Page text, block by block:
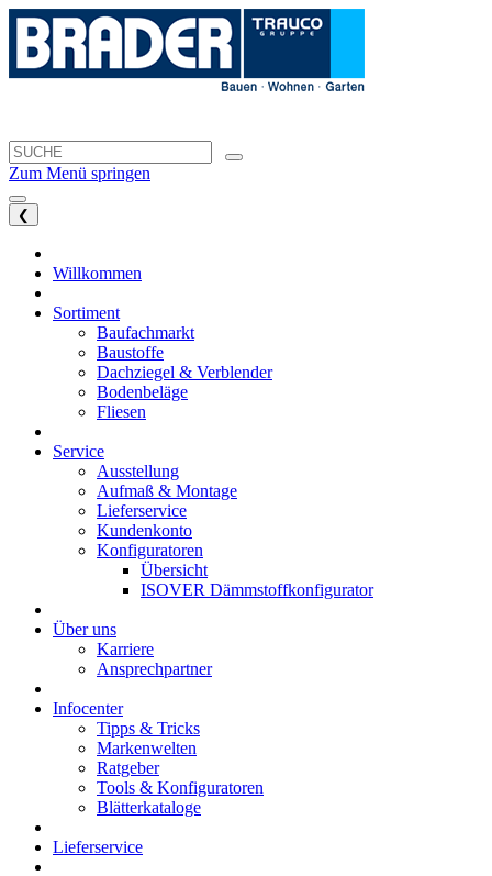
Zum Menü springen
❮
Willkommen
Sortiment
Baufachmarkt
Baustoffe
Dachziegel & Verblender
Bodenbeläge
Fliesen
Service
Ausstellung
Aufmaß & Montage
Lieferservice
Kundenkonto
Konfiguratoren
Übersicht
ISOVER Dämmstoffkonfigurator
Über uns
Karriere
Ansprechpartner
Infocenter
Tipps & Tricks
Markenwelten
Ratgeber
Tools & Konfiguratoren
Blätterkataloge
Lieferservice